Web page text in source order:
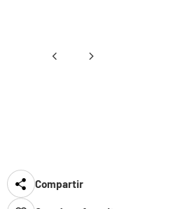
Compartir